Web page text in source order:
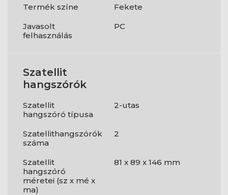
Termék színe
Fekete
Javasolt
felhasználás
PC
Szatellit
hangszórók
Szatellit
hangszóró típusa
2-utas
Szatellithangszórók
száma
2
Szatellit
hangszóró
méretei (sz x mé x
ma)
81 x 89 x 146 mm